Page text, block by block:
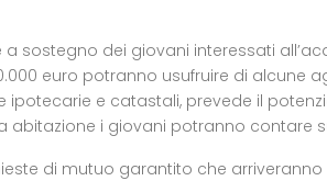
a sostegno dei giovani interessati
euro potranno usufruire di alcune
ipotecarie e catastali, prevede il
abitazione i giovani potranno contare
di mutuo garantito che arriveranno